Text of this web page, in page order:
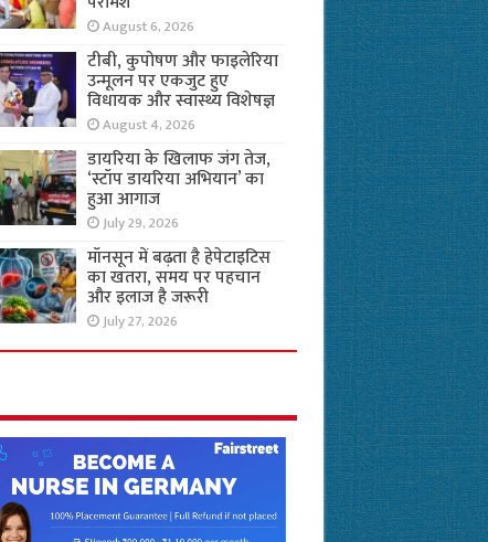
August 6, 2026
टीबी, कुपोषण और फाइलेरिया
उन्मूलन पर एकजुट हुए
विधायक और स्वास्थ्य विशेषज्ञ
August 4, 2026
डायरिया के खिलाफ जंग तेज,
‘स्टॉप डायरिया अभियान’ का
हुआ आगाज
July 29, 2026
मॉनसून में बढ़ता है हेपेटाइटिस
का खतरा, समय पर पहचान
और इलाज है जरूरी
July 27, 2026